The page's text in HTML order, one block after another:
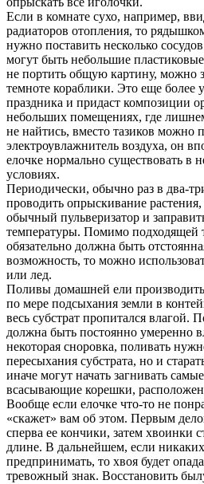
Если в комнате сухо, например,
радиаторов отопления, то
нужно поставить несколько
могут быть небольшие
не портить общую картину, можно
темноте кораблики. Это еще более
праздника и придаст композиции
небольших помещениях, где
не найтись, вместо тазиков можно
электроувлажнитель воздуха, он
елочке нормально существовать в
условиях.
Периодически, обычно раз в два-
проводить опрыскивание
обычный пульверизатор и
температуры. Помимо подходящей
обязательно должна быть
возможность, то можно
или лед.
Поливы домашней ели
по мере подсыхания земли в
весь субстрат пропитался влагой.
должна быть постоянно умеренно
некоторая сноровка, поливать
пересыхания субстрата, но и
иначе могут начать загнивать
всасывающие корешки,
Вообще если елочке что-то не
«скажет» вам об этом. Первым
сперва ее кончики, затем хвоинки
длине. В дальнейшем, если
предпринимать, то хвоя будет
тревожный знак. Восстановить